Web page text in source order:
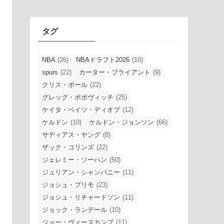
ブ
タグ
NBA (26) NBAドラフト2026 (10)
spurs (22) カーター・ブライアント (9)
クリス・ポール (22)
グレッグ・ポポヴィッチ (25)
ケイタ・ベイツ・ディオプ (12)
ケルドン (10) ケルドン・ジョンソン (66)
サディアス・ヤング (8)
ザック・コリンズ (22)
ジェレミー・ソーハン (50)
ジュリアン・シャンパニー (11)
ジョシュ・プリモ (23)
ジョシュ・リチャードソン (11)
ジョック・ランデール (10)
ジョー・ヴィースカンプ (11)